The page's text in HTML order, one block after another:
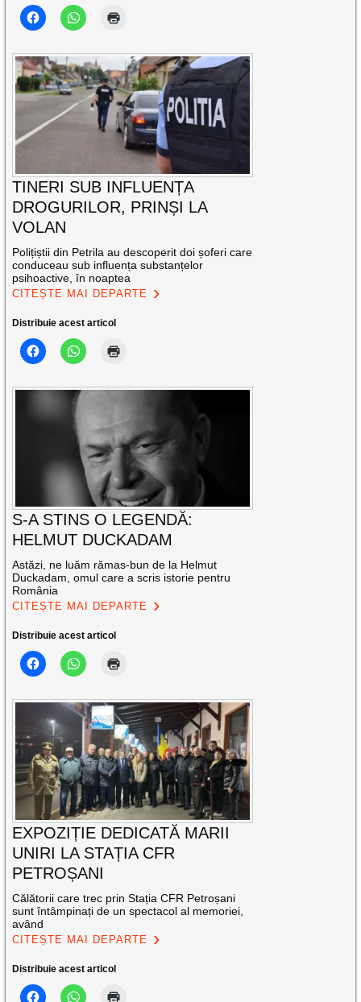
TINERI SUB INFLUENȚA
DROGURILOR, PRINȘI LA
VOLAN
Polițiștii din Petrila au descoperit doi șoferi care
conduceau sub influența substanțelor
psihoactive, în noaptea
CITEȘTE MAI DEPARTE
Distribuie acest articol
S-A STINS O LEGENDĂ:
HELMUT DUCKADAM
Astăzi, ne luăm rămas-bun de la Helmut
Duckadam, omul care a scris istorie pentru
România
CITEȘTE MAI DEPARTE
Distribuie acest articol
EXPOZIȚIE DEDICATĂ MARII
UNIRI LA STAȚIA CFR
PETROȘANI
Călătorii care trec prin Stația CFR Petroșani
sunt întâmpinați de un spectacol al memoriei,
având
CITEȘTE MAI DEPARTE
Distribuie acest articol